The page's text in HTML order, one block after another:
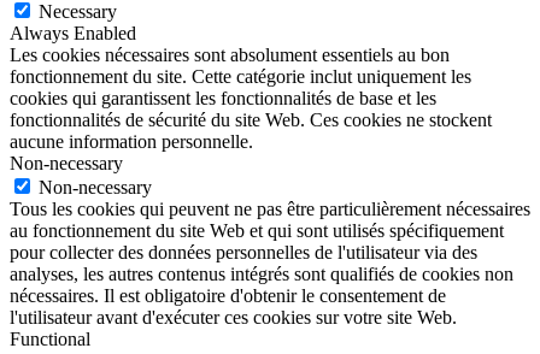
Necessary
Always Enabled
Les cookies nécessaires sont absolument essentiels au bon
fonctionnement du site. Cette catégorie inclut uniquement les
cookies qui garantissent les fonctionnalités de base et les
fonctionnalités de sécurité du site Web. Ces cookies ne stockent
aucune information personnelle.
Non-necessary
Non-necessary
Tous les cookies qui peuvent ne pas être particulièrement nécessaires
au fonctionnement du site Web et qui sont utilisés spécifiquement
pour collecter des données personnelles de l'utilisateur via des
analyses, les autres contenus intégrés sont qualifiés de cookies non
nécessaires. Il est obligatoire d'obtenir le consentement de
l'utilisateur avant d'exécuter ces cookies sur votre site Web.
Functional